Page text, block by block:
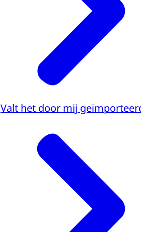
Valt het door mij